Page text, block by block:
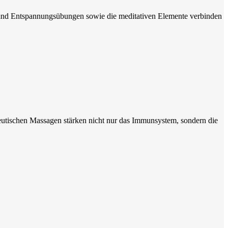
Entspannungsübungen sowie die meditativen Elemente verbinden
Massagen stärken nicht nur das Immunsystem, sondern die